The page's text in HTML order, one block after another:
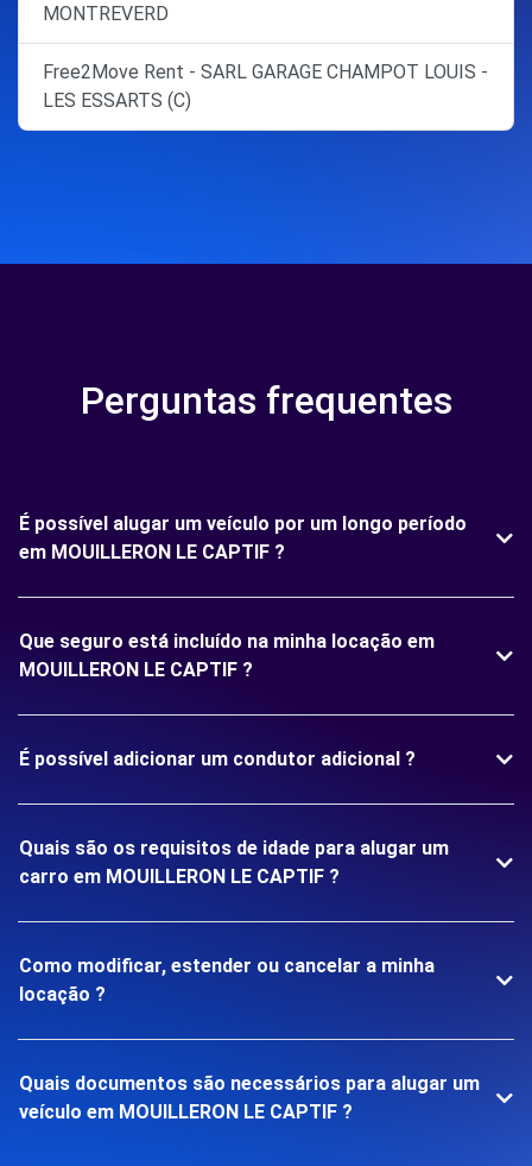
MONTREVERD
Free2Move Rent - SARL GARAGE CHAMPOT LOUIS -
LES ESSARTS (C)
Perguntas frequentes
É possível alugar um veículo por um longo período
em MOUILLERON LE CAPTIF ?
Que seguro está incluído na minha locação em
MOUILLERON LE CAPTIF ?
É possível adicionar um condutor adicional ?
Quais são os requisitos de idade para alugar um
carro em MOUILLERON LE CAPTIF ?
Como modificar, estender ou cancelar a minha
locação ?
Quais documentos são necessários para alugar um
veículo em MOUILLERON LE CAPTIF ?